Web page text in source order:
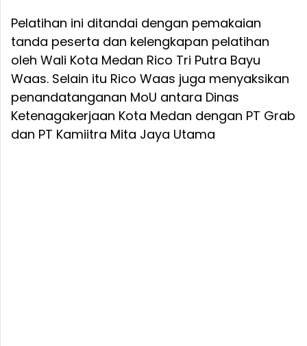
Pelatihan ini ditandai dengan pemakaian
tanda peserta dan kelengkapan pelatihan
oleh Wali Kota Medan Rico Tri Putra Bayu
Waas. Selain itu Rico Waas juga menyaksikan
penandatanganan MoU antara Dinas
Ketenagakerjaan Kota Medan dengan PT Grab
dan PT Kamiitra Mita Jaya Utama